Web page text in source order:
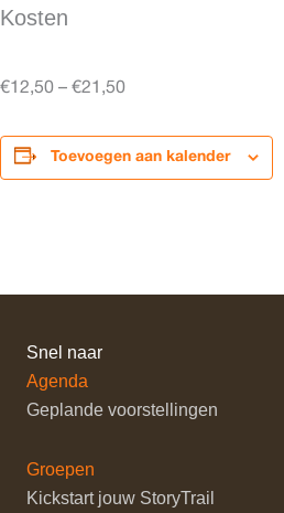
Kosten
€12,50 – €21,50
Toevoegen aan kalender
Snel naar
Agenda
Geplande voorstellingen
Groepen
Kickstart jouw StoryTrail